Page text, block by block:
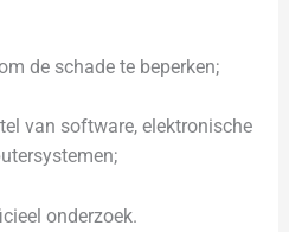
de schade te beperken;
van software, elektronische
onderzoek.